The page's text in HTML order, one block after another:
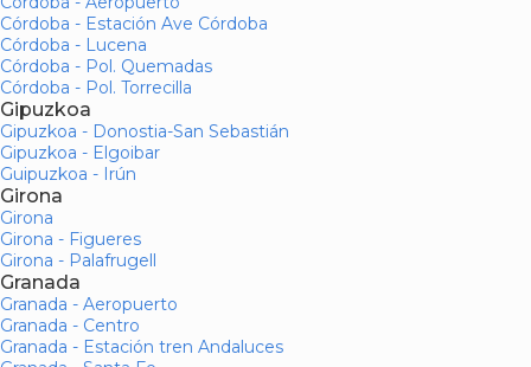
Córdoba - Estación Ave Córdoba
Córdoba - Lucena
Córdoba - Pol. Quemadas
Córdoba - Pol. Torrecilla
Gipuzkoa
Gipuzkoa - Donostia-San Sebastián
Gipuzkoa - Elgoibar
Guipuzkoa - Irún
Girona
Girona
Girona - Figueres
Girona - Palafrugell
Granada
Granada - Aeropuerto
Granada - Centro
Granada - Estación tren Andaluces